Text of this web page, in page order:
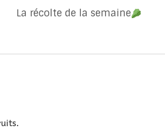
La récolte de la semaine